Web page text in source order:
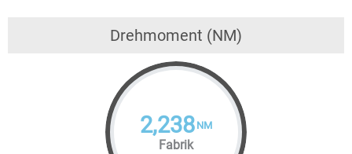
Drehmoment (NM)
2,238 NM
Fabrik